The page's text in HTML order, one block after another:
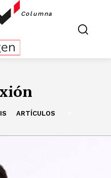
Columna
ARTÍCULOS